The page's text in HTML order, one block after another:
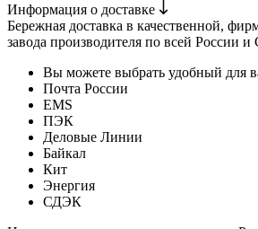
Информация о доставке
Бережная доставка в качественной,
завода производителя по всей России
Вы можете выбрать удобный для
Почта России
EMS
ПЭК
Деловые Линии
Байкал
Кит
Энергия
СДЭК